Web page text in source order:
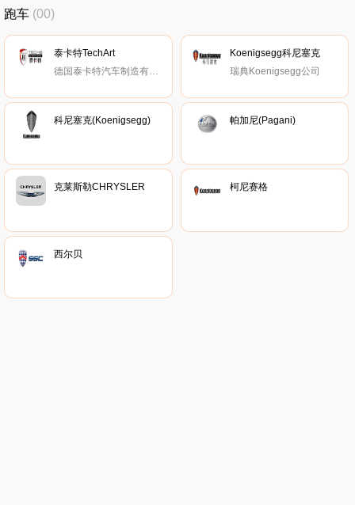
跑车 (00)
泰卡特TechArt
德国泰卡特汽车制造有限公司
Koenigsegg科尼塞克
瑞典Koenigsegg公司
科尼塞克(Koenigsegg) 帕加尼(Pagani)
克莱斯勒CHRYSLER 柯尼赛格
西尔贝